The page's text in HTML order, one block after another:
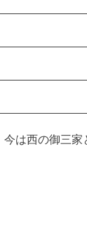
今は西の御三家